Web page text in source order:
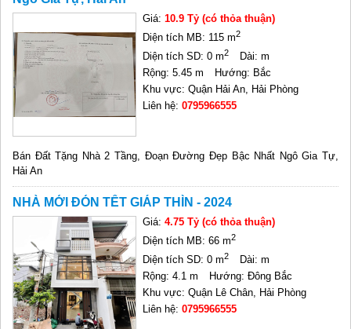
Giá:10.9 Tỷ (có thỏa thuận)
Diện tích MB: 115 m2
Diện tích SD: 0 m2
Dài: m
Rộng: 5.45 m
Hướng: Bắc
Khu vực: Quận Hải An, Hải Phòng
Liên hệ:0795966555
Bán Đất Tặng Nhà 2 Tầng, Đoạn Đường Đẹp Bậc Nhất Ngô Gia Tự,
Hải An
NHÀ MỚI ĐÓN TẾT GIÁP THÌN - 2024
Giá:4.75 Tỷ (có thỏa thuận)
Diện tích MB: 66 m2
Diện tích SD: 0 m2
Dài: m
Rộng: 4.1 m
Hướng: Đông Bắc
Khu vực: Quận Lê Chân, Hải Phòng
Liên hệ:0795966555